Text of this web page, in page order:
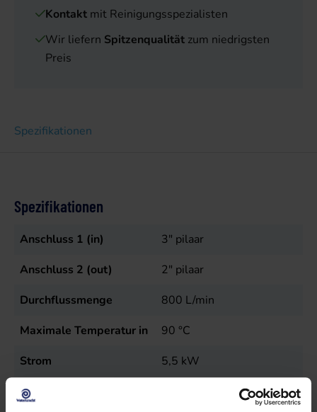
Kontakt mit Reinigungsspezialisten
Wir liefern Spitzenqualität zum niedrigsten
Preis
Spezifikationen
Spezifikationen
Anschluss 1 (in)
3" pilaar
Anschluss 2 (out)
2" pilaar
Durchflussmenge
800 L/min
Maximale Temperatur in
90 °C
Strom
5,5 kW
Typ
MN7,5E40-160